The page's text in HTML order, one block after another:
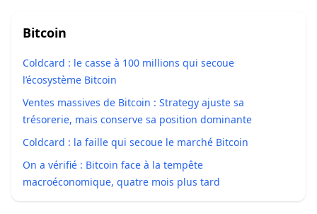
Bitcoin
Coldcard : le casse à 100 millions qui secoue
l’écosystème Bitcoin
Ventes massives de Bitcoin : Strategy ajuste sa
trésorerie, mais conserve sa position dominante
Coldcard : la faille qui secoue le marché Bitcoin
On a vérifié : Bitcoin face à la tempête
macroéconomique, quatre mois plus tard